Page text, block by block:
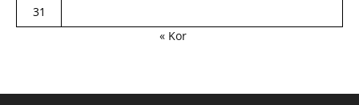
31
« Kor